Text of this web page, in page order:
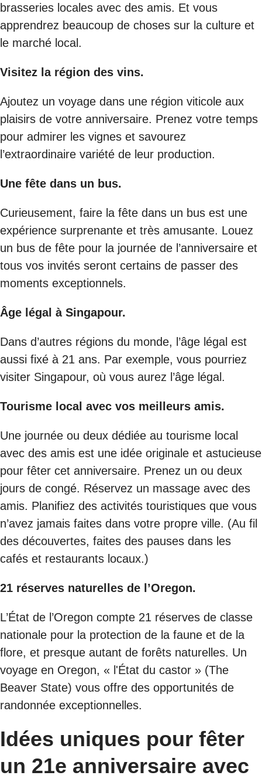
brasseries locales avec des amis. Et vous
apprendrez beaucoup de choses sur la culture et
le marché local.
Visitez la région des vins.
Ajoutez un voyage dans une région viticole aux
plaisirs de votre anniversaire. Prenez votre temps
pour admirer les vignes et savourez
l’extraordinaire variété de leur production.
Une fête dans un bus.
Curieusement, faire la fête dans un bus est une
expérience surprenante et très amusante. Louez
un bus de fête pour la journée de l’anniversaire et
tous vos invités seront certains de passer des
moments exceptionnels.
Âge légal à Singapour.
Dans d’autres régions du monde, l’âge légal est
aussi fixé à 21 ans. Par exemple, vous pourriez
visiter Singapour, où vous aurez l’âge légal.
Tourisme local avec vos meilleurs amis.
Une journée ou deux dédiée au tourisme local
avec des amis est une idée originale et astucieuse
pour fêter cet anniversaire. Prenez un ou deux
jours de congé. Réservez un massage avec des
amis. Planifiez des activités touristiques que vous
n’avez jamais faites dans votre propre ville. (Au fil
des découvertes, faites des pauses dans les
cafés et restaurants locaux.)
21 réserves naturelles de l’Oregon.
L’État de l’Oregon compte 21 réserves de classe
nationale pour la protection de la faune et de la
flore, et presque autant de forêts naturelles. Un
voyage en Oregon, « l'État du castor » (The
Beaver State) vous offre des opportunités de
randonnée exceptionnelles.
Idées uniques pour fêter
un 21e anniversaire avec